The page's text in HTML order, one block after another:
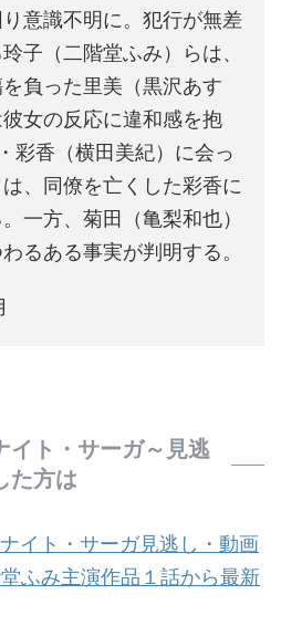
意識不明に。犯行が無差
子（二階堂ふみ）らは、
負った里美（黒沢あす
女の反応に違和感を抱
彩香（横田美紀）に会っ
、同僚を亡くした彩香に
一方、菊田（亀梨和也）
るある事実が判明する。
イト・サーガ～見逃
た方は
イト・サーガ見逃し・動画
ふみ主演作品１話から最新